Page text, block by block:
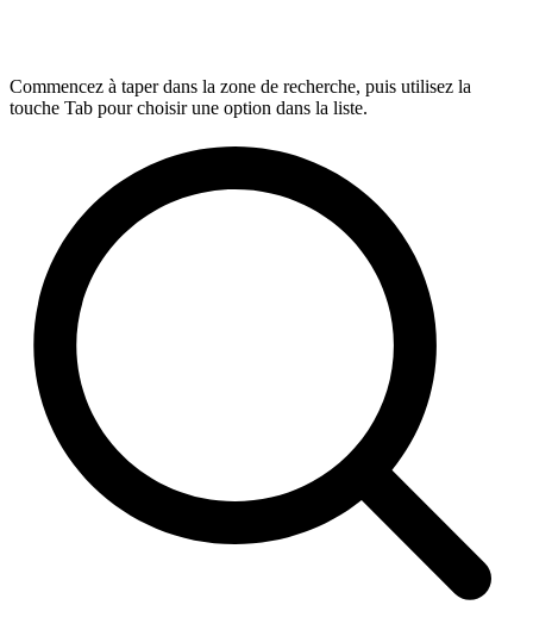
Commencez à taper dans la zone de recherche, puis utilisez la
touche Tab pour choisir une option dans la liste.